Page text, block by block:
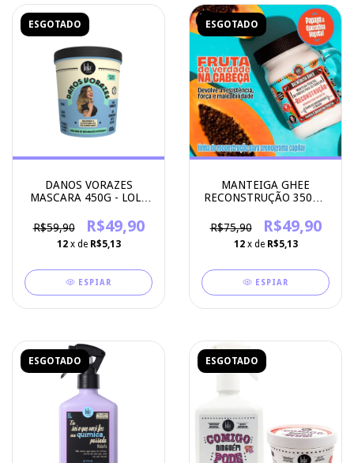
ESGOTADO
DANOS VORAZES
MASCARA 450G - LOLA
R$59,90
R$49,90
12 x de R$5,13
ESPIAR
ESGOTADO
MANTEIGA GHEE
RECONSTRUÇÃO 350G -
R$75,90
R$49,90
12 x de R$5,13
ESPIAR
ESGOTADO ESGOTADO